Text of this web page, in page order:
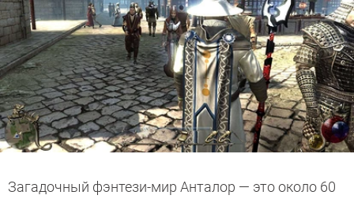
Загадочный фэнтези-мир Анталор — это около 60